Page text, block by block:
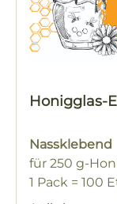
Honigglas-
Nassklebend
für 250 g-
1 Pack = 100